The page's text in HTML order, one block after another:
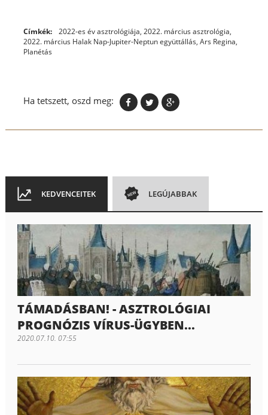
Címkék: 2022-es év asztrológiája, 2022. március asztrológia,
2022. március Halak Nap-Jupiter-Neptun együttállás, Ars Regina,
Planétás
Ha tetszett, oszd meg:
KEDVENCEITEK LEGÚJABBAK
TÁMADÁSBAN! - ASZTROLÓGIAI
PROGNÓZIS VÍRUS-ÜGYBEN...
2020.07.10. 07:55